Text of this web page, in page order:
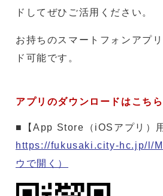
ドしてぜひご活用ください。
お持ちのスマートフォンアプ
ド可能です。
アプリのダウンロードはこちら
■【App Store（iOSアプリ）
https://fukusaki.city-hc.jp/l/
ウで開く）